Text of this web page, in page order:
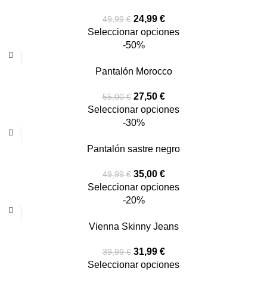
49,99€ 24,99 €
Seleccionar opciones
-50%
Pantalón Morocco
55,00€ 27,50 €
Seleccionar opciones
-30%
Pantalón sastre negro
49,99€ 35,00 €
Seleccionar opciones
-20%
Vienna Skinny Jeans
39,99€ 31,99 €
Seleccionar opciones